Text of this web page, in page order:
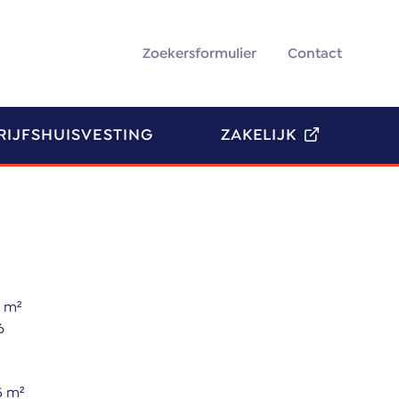
Zoekersformulier Contact
ZAKELIJK
m²
m²